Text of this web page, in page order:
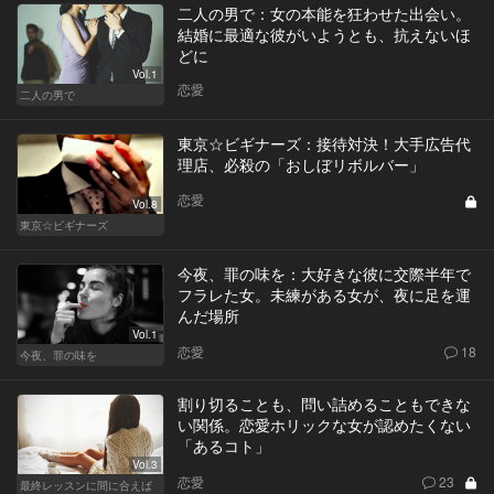
Vol.1
二人の男で
二人の男で：女の本能を狂わせた出会い。
結婚に最適な彼がいようとも、抗えないほ
どに
恋愛
Vol.8
東京☆ビギナーズ
東京☆ビギナーズ：接待対決！大手広告代
理店、必殺の「おしぼリボルバー」
恋愛
Vol.1
今夜、罪の味を
今夜、罪の味を：大好きな彼に交際半年で
フラレた女。未練がある女が、夜に足を運
んだ場所
恋愛 18
Vol.3
最終レッスンに間に合えば
割り切ることも、問い詰めることもできな
い関係。恋愛ホリックな女が認めたくない
「あるコト」
恋愛 23